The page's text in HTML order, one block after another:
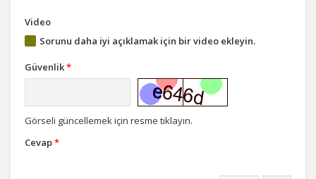
Video
Sorunu daha iyi açıklamak için bir video ekleyin.
Güvenlik*
Görseli güncellemek için resme tıklayın.
Cevap*